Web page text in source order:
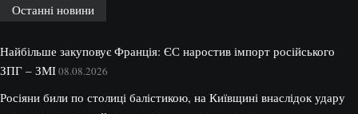
Останні новини
Найбільше закуповує Франція: ЄС наростив імпорт російського
ЗПГ – ЗМІ08.08.2026
Росіяни били по столиці балістикою, на Київщині внаслідок удару